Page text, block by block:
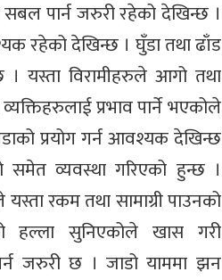
सबल पार्न जरुरी रहेको देखिन्छ ।
रहेको देखिन्छ । घुँडा तथा ढाँड
यस्ता विरामीहरुले आगो तथा
प्रभाव पार्ने भएकोले
प्रयोग गर्न आवश्यक देखिन्छ
समेत व्यवस्था गरिएको हुन्छ ।
रकम तथा सामाग्री पाउनको
सुनिएकोले खास गरी
जरुरी छ । जाडो याममा झन